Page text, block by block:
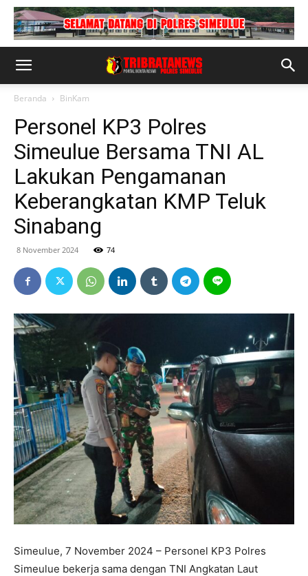
Beranda BinKam
Personel KP3 Polres
Simeulue Bersama TNI AL
Lakukan Pengamanan
Keberangkatan KMP Teluk
Sinabang
8 November 2024 74
Simeulue, 7 November 2024 – Personel KP3 Polres
Simeulue bekerja sama dengan TNI Angkatan Laut